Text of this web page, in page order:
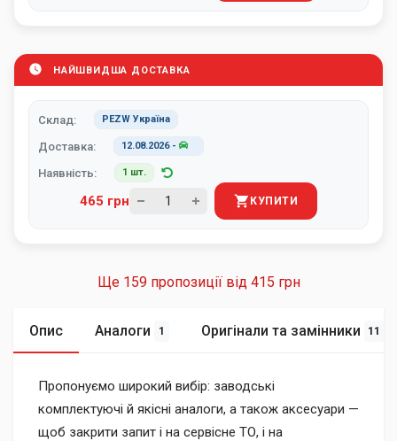
НАЙШВИДША ДОСТАВКА
Склад: PEZW Україна
Доставка: 12.08.2026-
Наявність: 1 шт.
465 грн КУПИТИ
Ще 159 пропозиції від 415 грн
Опис Аналоги 1 Оригінали та замінники 11
Пропонуємо широкий вибір: заводські
комплектуючі й якісні аналоги, а також аксесуари —
щоб закрити запит і на сервісне ТО, і на